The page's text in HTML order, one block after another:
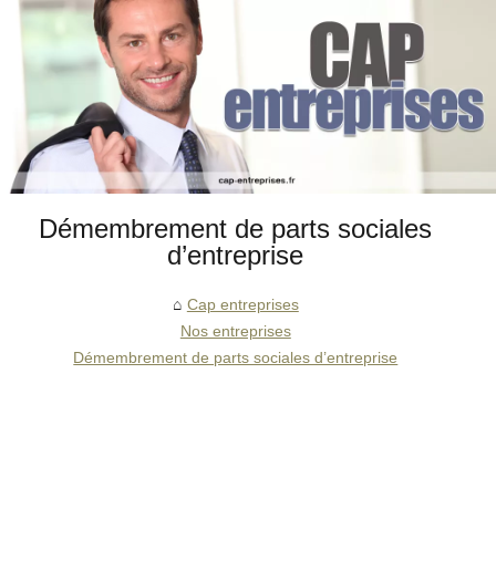
Démembrement de parts sociales
d’entreprise
Cap entreprises
Nos entreprises
Démembrement de parts sociales d’entreprise